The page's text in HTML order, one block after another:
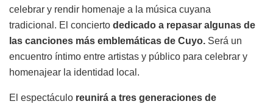
celebrar y rendir homenaje a la música cuyana
tradicional. El concierto dedicado a repasar algunas de
las canciones más emblemáticas de Cuyo. Será un
encuentro íntimo entre artistas y público para celebrar y
homenajear la identidad local.
El espectáculo reunirá a tres generaciones de